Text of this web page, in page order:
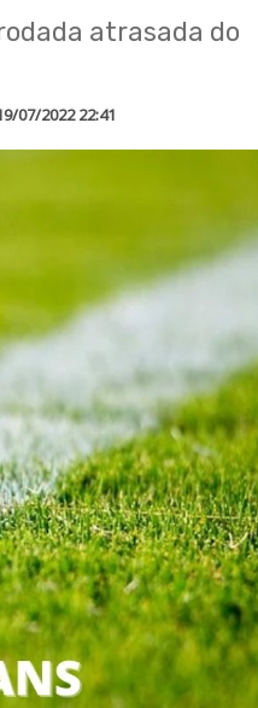
atrasada do
07/2022 22:41